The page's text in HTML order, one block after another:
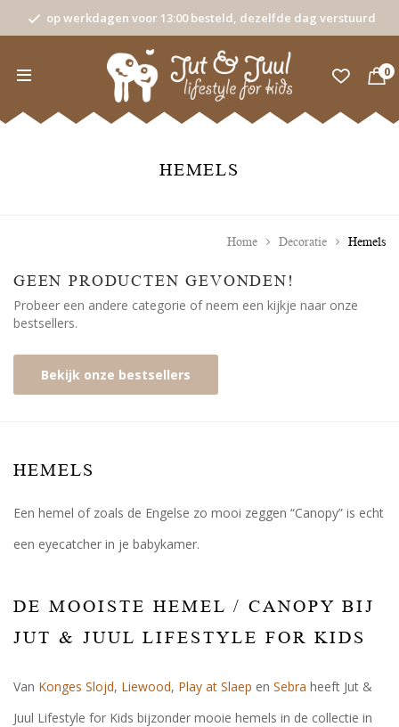
op werkdagen voor 13:00 besteld, dezelfde dag verstuurd
0
HEMELS
Home Decoratie Hemels
GEEN PRODUCTEN GEVONDEN!
Probeer een andere categorie of neem een kijkje naar onze
bestsellers.
Bekijk onze bestsellers
HEMELS
Een hemel of zoals de Engelse zo mooi zeggen “Canopy” is echt
een eyecatcher in je babykamer.
DE MOOISTE HEMEL / CANOPY BIJ
JUT & JUUL LIFESTYLE FOR KIDS
Van Konges Slojd, Liewood, Play at Slaep en Sebra heeft Jut &
Juul Lifestyle for Kids bijzonder mooie hemels in de collectie in